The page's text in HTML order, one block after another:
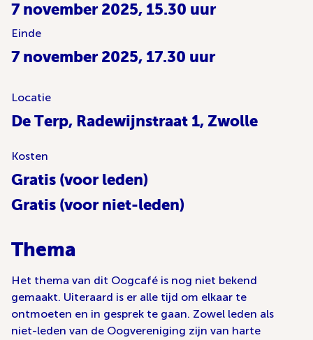
7 november 2025, 15.30 uur
Einde
7 november 2025, 17.30 uur
Locatie
De Terp, Radewijnstraat 1, Zwolle
Kosten
Gratis (voor leden)
Gratis (voor niet-leden)
Thema
Het thema van dit Oogcafé is nog niet bekend
gemaakt. Uiteraard is er alle tijd om elkaar te
ontmoeten en in gesprek te gaan. Zowel leden als
niet-leden van de Oogvereniging zijn van harte